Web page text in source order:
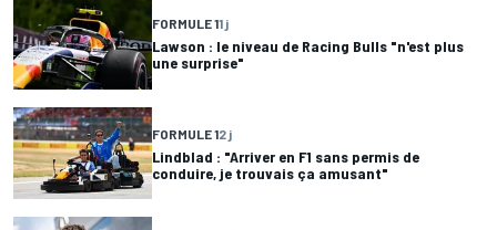
FORMULE 11 j
Lawson : le niveau de Racing Bulls "n'est plus
une surprise"
FORMULE 12 j
Lindblad : "Arriver en F1 sans permis de
conduire, je trouvais ça amusant"